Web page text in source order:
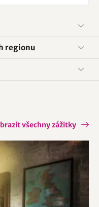
regionu
všechny zážitky